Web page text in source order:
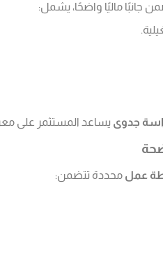
جانبًا ماليًا واضحًا، يشمل:
جدوى يساعد المستثمر على
عمل محددة تتضمن: